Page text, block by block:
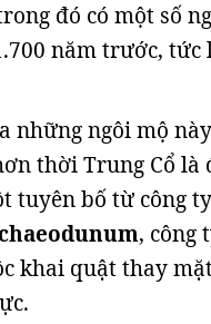
đó có một số
năm trước,
những ngôi mộ
thời Trung Cổ là
tuyên bố từ công
, công
khai quật thay